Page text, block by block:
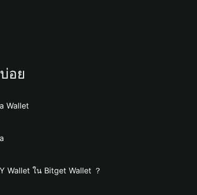
อย
Wallet
Wallet ใน Bitget Wallet ？